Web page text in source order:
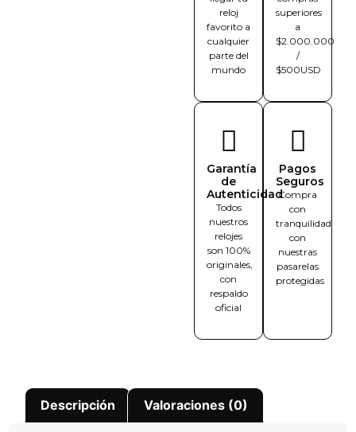
reloj
favorito a
cualquier
parte del
mundo
superiores
a
$2.000.000
/
$500USD
Garantía
de
Autenticidad
Todos
nuestros
relojes
son 100%
originales,
con
respaldo
oficial
Pagos
Seguros
Compra
con
tranquilidad
con
nuestras
pasarelas
protegidas
Descripción Valoraciones (0)